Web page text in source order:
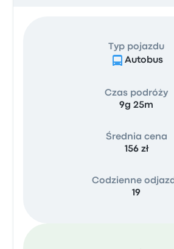
Typ pojazdu
Autobus
Czas podróży
9g 25m
Średnia cena
156 zł
Codzienne
19